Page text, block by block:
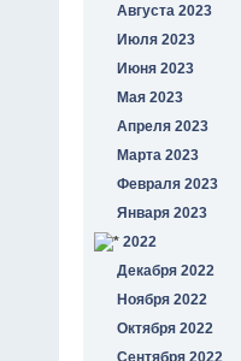
Августа 2023
Июля 2023
Июня 2023
Мая 2023
Апреля 2023
Марта 2023
Февраля 2023
Января 2023
2022
Декабря 2022
Ноября 2022
Октября 2022
Сентября 2022